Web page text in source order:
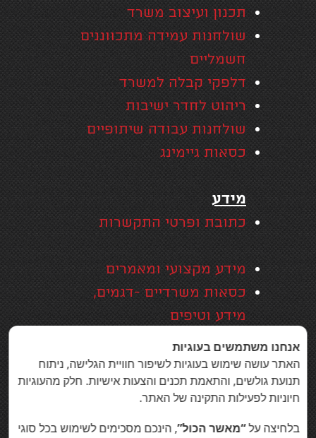
תכנון ועיצוב משרד
שולחנות עמידה מתכווננים
חשמליים
דלפקי קבלה למשרד
ריהוט לחדר ישיבות
שולחנות עבודה שיתופיים
כסאות גיימינג
מידע
כתובת ופרטי התקשרות
מידע מקצועי ומאמרים
כסאות משרדיים -דגמים,
מידע וטיפים
אזורי שירות
האחריות המקיפה של סמייל
אופיס
בין לקוחות סמייל אופיס
הצהרת נגישות
אנחנו משתמשים בעוגיות
האתר עושה שימוש בעוגיות לשיפור חוויית הגלישה, ניתוח
תנועת גולשים, והתאמת תכנים והצעות אישיות. חלק מהעוגיות
חיוניות לפעילות התקינה של האתר.
בלחיצה על“מאשר הכול”, הינכם מסכימים לשימוש בכל סוגי